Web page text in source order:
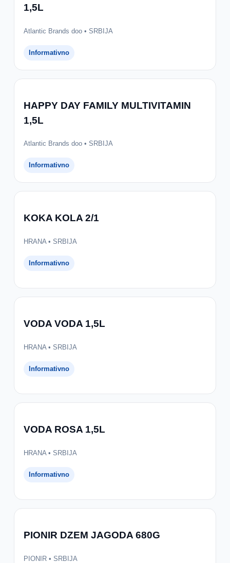
1,5L
Atlantic Brands doo • SRBIJA
Informativno
HAPPY DAY FAMILY MULTIVITAMIN
1,5L
Atlantic Brands doo • SRBIJA
Informativno
KOKA KOLA 2/1
HRANA • SRBIJA
Informativno
VODA VODA 1,5L
HRANA • SRBIJA
Informativno
VODA ROSA 1,5L
HRANA • SRBIJA
Informativno
PIONIR DZEM JAGODA 680G
PIONIR • SRBIJA